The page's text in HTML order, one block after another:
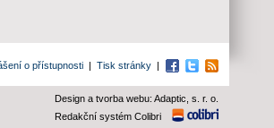
o přístupnosti | Tisk stránky | Facebook
TwitterRSS
Design a tvorba webu: Adaptic, s. r. o.
Redakční systém Colibri